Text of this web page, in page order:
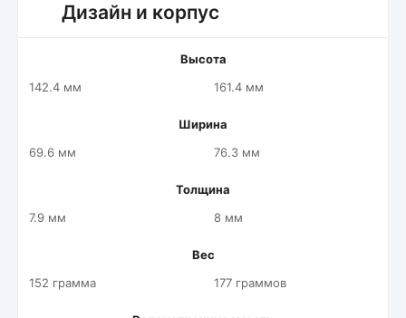
Дизайн и корпус
Высота
142.4 мм
161.4 мм
Ширина
69.6 мм
76.3 мм
Толщина
7.9 мм
8 мм
Вес
152 грамма
177 граммов